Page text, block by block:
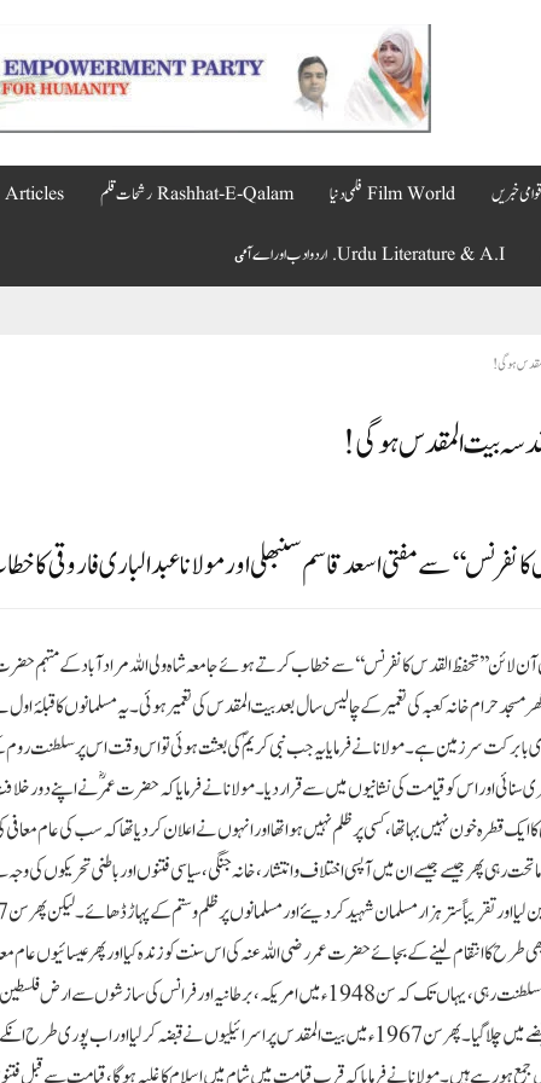
Film World فلمی دنیا Rashhat-E-Qalam رشحات قلم Articles مضامین
Urdu Literature & A.I. اردو ادب اور اے آٸ
ہوگی!
بیت المقدس ہوگی!
سے مفتی اسعد قاسم سنبھلی اور مولانا عبد الباری فاروقی کا
آن لائن ’’تحفظ القدس کانفرنس‘‘ سے خطاب کرتے ہوئے جامعہ شاہ ولی اللہ مرادآباد کے مہتمم
حرام خانہ کعبہ کی تعمیر کے چالیس سال بعد بیت المقدس کی تعمیر ہوئی۔ یہ مسلمانوں کا قبلۂ
بابرکت سرزمین ہے ۔مولانا نے فرمایا یہ جب نبی کریمؐ کی بعثت ہوئی تو اس وقت اس پر سلطنت
اور اس کو قیامت کی نشانیوں میں سے قرار دیا۔ مولانا نے فرمایا کہ حضرت عمرؓنے اپنے دور
قطرہ خون نہیں بہا تھا، کسی پر ظلم نہیں ہوا تھا اور انہوں نے اعلان کر دیا تھا کہ سب کی عام معافی
پھر جیسے جیسے ان میں آپسی اختلاف و انتشار، خانہ جنگی، سیاسی فتنوں اور باطنی تحریکوں کی
سن 1099 (490ھ)
طرح کا انتقام لینے کے بجائے حضرت عمر رضی اللہ عنہ کی اس سنت کو زندہ کیا اور پھر عیسائیوں
دی۔ اس کے بعد ارض مقدسہ پر تقریباً 761؍ برس مسلسل مسلمانوں کی سلطنت رہی، یہاں تک کہ سن 1948ء میں امریکہ، برطانیہ اور فرانس کی
میں صیہونی سلطنت قائم کی گئی اور بیت المقدس کا نصف حصہ یہودیوں کے قبضے میں چلا گیا۔ پھر سن 1967ء میں بیت المقدس پر اسرائیلیوں نے قبضہ کرلیا اور اب